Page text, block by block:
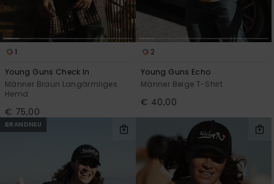
Kontaktformular.
FAQ
ansehen
1
Young Guns Check In
Männer Braun Langärmliges
Hemd
€ 75,00
2
Young Guns Echo
Männer Beige T-Shirt
€ 40,00
BRANDNEU